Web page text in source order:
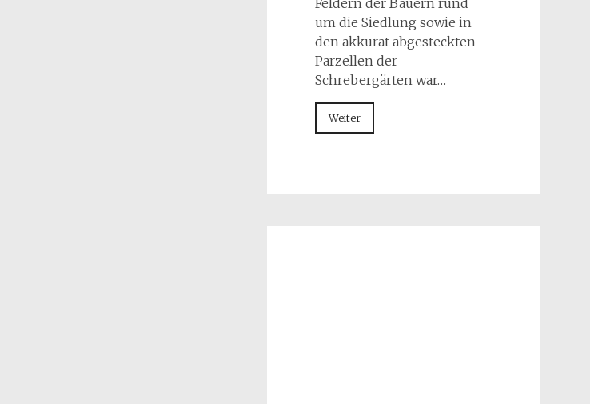
Feldern der Bauern rund
um die Siedlung sowie in
den akkurat abgesteckten
Parzellen der
Schrebergärten war…
Weiter